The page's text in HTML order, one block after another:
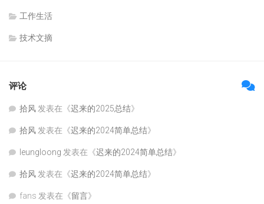
工作生活
技术文摘
评论
拾风 发表在《迟来的2025总结》
拾风 发表在《迟来的2024简单总结》
leungloong 发表在《迟来的2024简单总结》
拾风 发表在《迟来的2024简单总结》
fans 发表在《留言》